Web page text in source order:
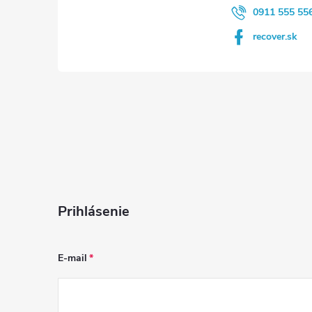
0911 555
recover.sk
Prihlásenie
E-mail